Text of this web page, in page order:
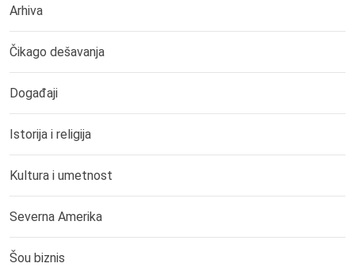
Arhiva
Čikago dešavanja
Događaji
Istorija i religija
Kultura i umetnost
Severna Amerika
Šou biznis